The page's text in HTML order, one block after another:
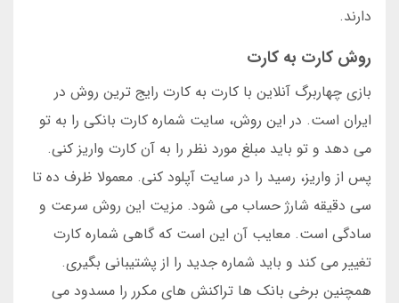
دارند.
روش کارت به کارت
بازی چهاربرگ آنلاین با کارت به کارت رایج ترین روش در
ایران است. در این روش، سایت شماره کارت بانکی را به تو
می دهد و تو باید مبلغ مورد نظر را به آن کارت واریز کنی.
پس از واریز، رسید را در سایت آپلود کنی. معمولا ظرف ده تا
سی دقیقه شارژ حساب می شود. مزیت این روش سرعت و
سادگی است. معایب آن این است که گاهی شماره کارت
تغییر می کند و باید شماره جدید را از پشتیبانی بگیری.
همچنین برخی بانک ها تراکنش های مکرر را مسدود می